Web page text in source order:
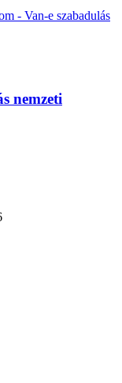
- Van-e szabadulás
nemzeti